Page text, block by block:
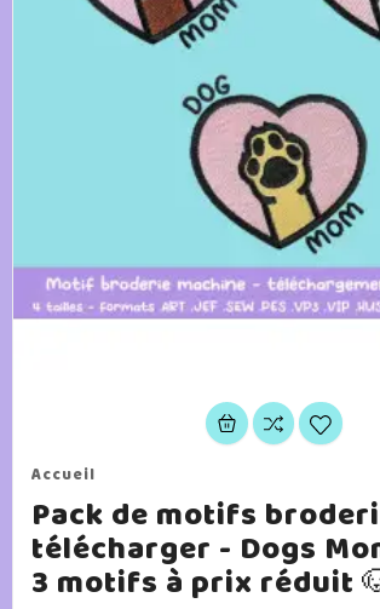
Accueil
Pack de motifs
télécharger - Dogs
3 motifs à prix réduit